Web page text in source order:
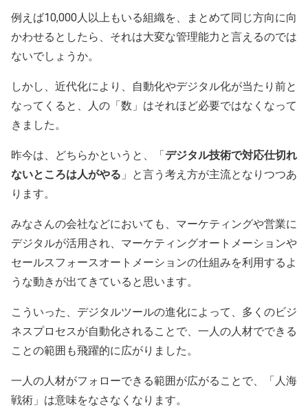
例えば10,000人以上もいる組織を、まとめて同じ方向に向
かわせるとしたら、それは大変な管理能力と言えるのでは
ないでしょうか。
しかし、近代化により、自動化やデジタル化が当たり前と
なってくると、人の「数」はそれほど必要ではなくなって
きました。
昨今は、どちらかというと、「デジタル技術で対応仕切れ
ないところは人がやる 」と言う考え方が主流となりつつあ
ります。
みなさんの会社などにおいても、マーケティングや営業に
デジタルが活用され、マーケティングオートメーションや
セールスフォースオートメーションの仕組みを利用するよ
うな動きが出てきていると思います。
こういった、デジタルツールの進化によって、多くのビジ
ネスプロセスが自動化されることで、一人の人材でできる
ことの範囲も飛躍的に広がりました。
一人の人材がフォローできる範囲が広がることで、「人海
戦術」は意味をなさなくなります。